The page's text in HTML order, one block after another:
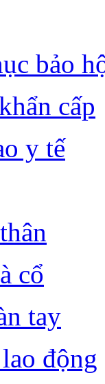
bảo
cấp
y tế
cổ
tay
động